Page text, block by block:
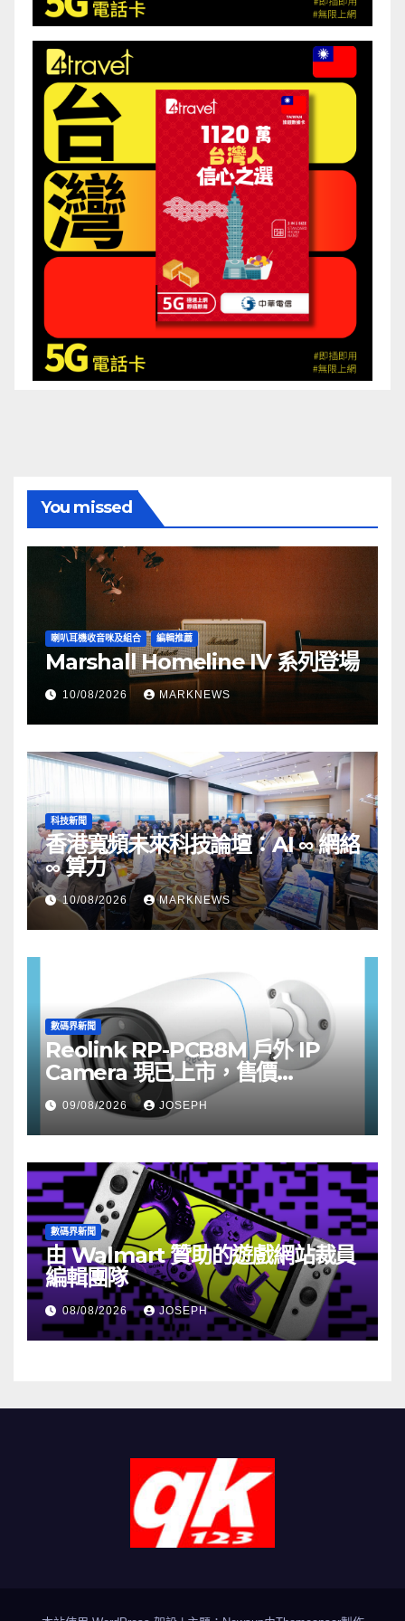
You missed
喇叭耳機收音咪及組合 編輯推薦
Marshall Homeline IV 系列登場
10/08/2026 MARKNEWS
科技新聞
香港寬頻未來科技論壇：AI ∞ 網絡
∞ 算力
10/08/2026 MARKNEWS
數碼界新聞
Reolink RP-PCB8M 戶外 IP
Camera 現已上市，售價
HK$722
09/08/2026 JOSEPH
數碼界新聞
由 Walmart 贊助的遊戲網站裁員
編輯團隊
08/08/2026 JOSEPH